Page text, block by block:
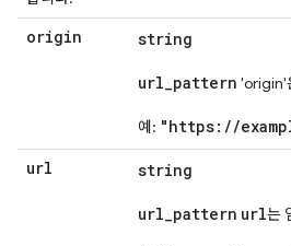
origin string
url_pattern 'origin'
예: "https://
url
string
url_pattern url는